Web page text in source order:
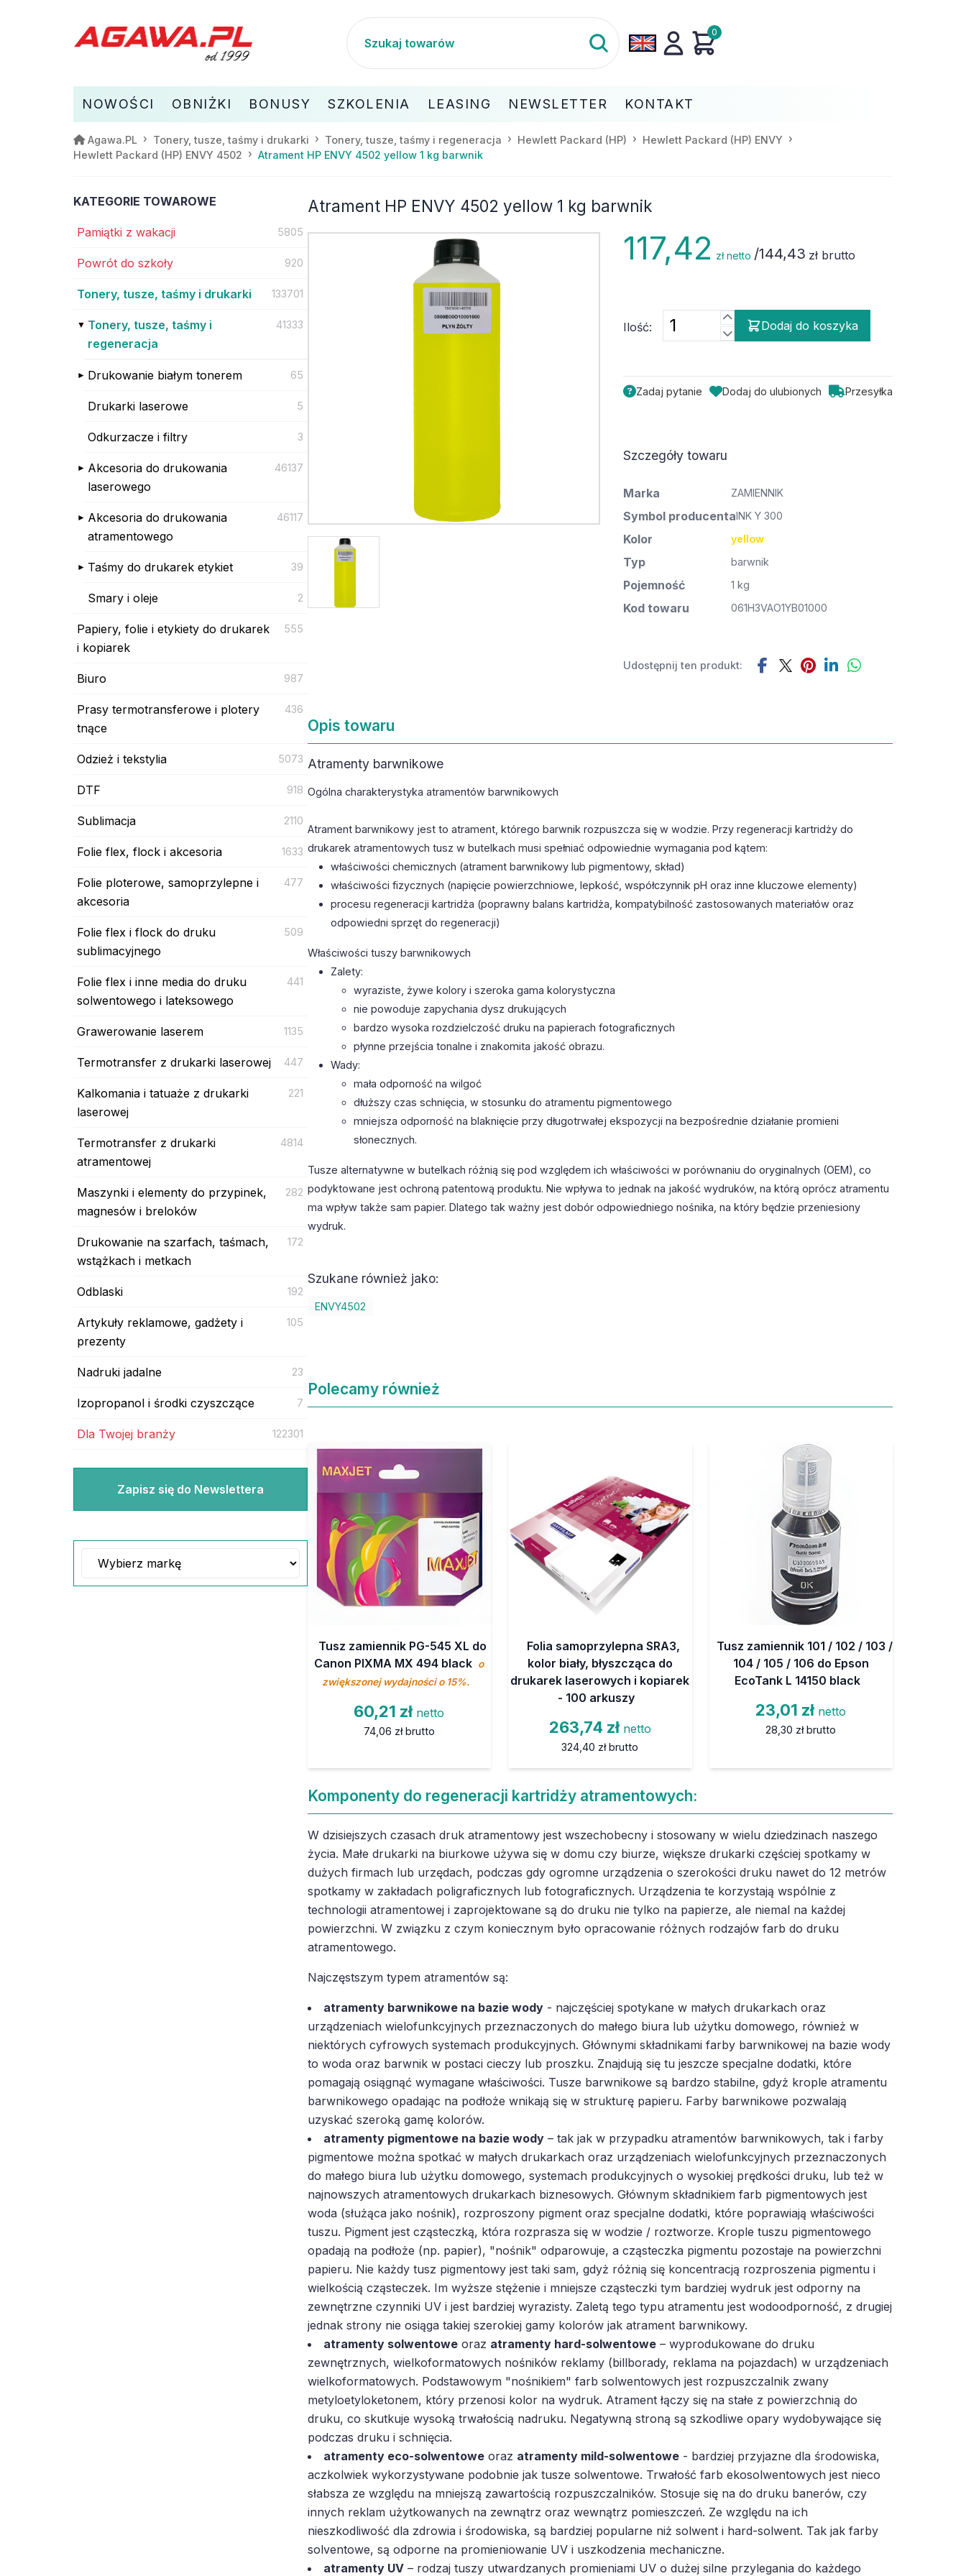
0
NOWOŚCI OBNIŻKI BONUSY SZKOLENIA LEASING NEWSLETTER KONTAKT
Agawa.PL Tonery, tusze, taśmy i drukarki Tonery, tusze, taśmy i regeneracja Hewlett Packard (HP)
Hewlett Packard (HP) ENVY
Hewlett Packard (HP) ENVY 4502
Atrament HP ENVY 4502 yellow 1 kg barwnik
KATEGORIE TOWAROWE
Pamiątki z wakacji 5805
Powrót do szkoły 920
Tonery, tusze, taśmy i drukarki 133701
Tonery, tusze, taśmy i
regeneracja
41333
Drukowanie białym tonerem 65
Drukarki laserowe 5
Odkurzacze i filtry 3
Akcesoria do drukowania
laserowego
46137
Akcesoria do drukowania
atramentowego
46117
Taśmy do drukarek etykiet 39
Smary i oleje 2
Papiery, folie i etykiety do drukarek
i kopiarek
555
Biuro 987
Prasy termotransferowe i plotery
tnące
436
Odzież i tekstylia 5073
DTF 918
Sublimacja 2110
Folie flex, flock i akcesoria 1633
Folie ploterowe, samoprzylepne i
akcesoria
477
Folie flex i flock do druku
sublimacyjnego
509
Folie flex i inne media do druku
solwentowego i lateksowego
441
Grawerowanie laserem 1135
Termotransfer z drukarki laserowej 447
Kalkomania i tatuaże z drukarki
laserowej
221
Termotransfer z drukarki
atramentowej
4814
Maszynki i elementy do przypinek,
magnesów i breloków
282
Drukowanie na szarfach, taśmach,
wstążkach i metkach
172
Odblaski 192
Artykuły reklamowe, gadżety i
prezenty
105
Nadruki jadalne 23
Izopropanol i środki czyszczące 7
Dla Twojej branży 122301
Zapisz się do Newslettera
Atrament HP ENVY 4502 yellow 1 kg barwnik
117,42 zł netto /144,43 zł brutto
Ilość: Dodaj do koszyka
Zadaj pytanie Dodaj do ulubionych Przesyłka
Szczegóły towaru
Marka ZAMIENNIK
Symbol producentaINK Y 300
Kolor yellow
Typ barwnik
Pojemność 1 kg
Kod towaru 061H3VAO1YB01000
Udostępnij ten produkt:
Opis towaru
Atramenty barwnikowe
Ogólna charakterystyka atramentów barwnikowych
Atrament barwnikowy jest to atrament, którego barwnik rozpuszcza się w wodzie. Przy regeneracji kartridży do
drukarek atramentowych tusz w butelkach musi spełniać odpowiednie wymagania pod kątem:
właściwości chemicznych (atrament barwnikowy lub pigmentowy, skład)
właściwości fizycznych (napięcie powierzchniowe, lepkość, współczynnik pH oraz inne kluczowe elementy)
procesu regeneracji kartridża (poprawny balans kartridża, kompatybilność zastosowanych materiałów oraz
odpowiedni sprzęt do regeneracji)
Właściwości tuszy barwnikowych
Zalety:
wyraziste, żywe kolory i szeroka gama kolorystyczna
nie powoduje zapychania dysz drukujących
bardzo wysoka rozdzielczość druku na papierach fotograficznych
płynne przejścia tonalne i znakomita jakość obrazu.
Wady:
mała odporność na wilgoć
dłuższy czas schnięcia, w stosunku do atramentu pigmentowego
mniejsza odporność na blaknięcie przy długotrwałej ekspozycji na bezpośrednie działanie promieni
słonecznych.
Tusze alternatywne w butelkach różnią się pod względem ich właściwości w porównaniu do oryginalnych (OEM), co
podyktowane jest ochroną patentową produktu. Nie wpływa to jednak na jakość wydruków, na którą oprócz atramentu
ma wpływ także sam papier. Dlatego tak ważny jest dobór odpowiedniego nośnika, na który będzie przeniesiony
wydruk.
Szukane również jako:
ENVY4502
Polecamy również
Tusz zamiennik PG-545 XL do
Canon PIXMA MX 494 black o
zwiększonej wydajności o 15%.
60,21 zł netto
74,06 zł brutto
Folia samoprzylepna SRA3,
kolor biały, błyszcząca do
drukarek laserowych i kopiarek
- 100 arkuszy
263,74 zł netto
324,40 zł brutto
Tusz zamiennik 101 / 102 / 103 /
104 / 105 / 106 do Epson
EcoTank L 14150 black
23,01 zł netto
28,30 zł brutto
Komponenty do regeneracji kartridży atramentowych:
W dzisiejszych czasach druk atramentowy jest wszechobecny i stosowany w wielu dziedzinach naszego
życia. Małe drukarki na biurkowe używa się w domu czy biurze, większe drukarki częściej spotkamy w
dużych firmach lub urzędach, podczas gdy ogromne urządzenia o szerokości druku nawet do 12 metrów
spotkamy w zakładach poligraficznych lub fotograficznych. Urządzenia te korzystają wspólnie z
technologii atramentowej i zaprojektowane są do druku nie tylko na papierze, ale niemal na każdej
powierzchni. W związku z czym koniecznym było opracowanie różnych rodzajów farb do druku
atramentowego.
Najczęstszym typem atramentów są:
atramenty barwnikowe na bazie wody- najczęściej spotykane w małych drukarkach oraz
urządzeniach wielofunkcyjnych przeznaczonych do małego biura lub użytku domowego, również w
niektórych cyfrowych systemach produkcyjnych. Głównymi składnikami farby barwnikowej na bazie wody
to woda oraz barwnik w postaci cieczy lub proszku. Znajdują się tu jeszcze specjalne dodatki, które
pomagają osiągnąć wymagane właściwości. Tusze barwnikowe są bardzo stabilne, gdyż krople atramentu
barwnikowego opadając na podłoże wnikają się w strukturę papieru. Farby barwnikowe pozwalają
uzyskać szeroką gamę kolorów.
atramenty pigmentowe na bazie wody– tak jak w przypadku atramentów barwnikowych, tak i farby
pigmentowe można spotkać w małych drukarkach oraz urządzeniach wielofunkcyjnych przeznaczonych
do małego biura lub użytku domowego, systemach produkcyjnych o wysokiej prędkości druku, lub też w
najnowszych atramentowych drukarkach biznesowych. Głównym składnikiem farb pigmentowych jest
woda (służąca jako nośnik), rozproszony pigment oraz specjalne dodatki, które poprawiają właściwości
tuszu. Pigment jest cząsteczką, która rozprasza się w wodzie / roztworze. Krople tuszu pigmentowego
opadają na podłoże (np. papier), "nośnik" odparowuje, a cząsteczka pigmentu pozostaje na powierzchni
papieru. Nie każdy tusz pigmentowy jest taki sam, gdyż różnią się koncentracją rozproszenia pigmentu i
wielkością cząsteczek. Im wyższe stężenie i mniejsze cząsteczki tym bardziej wydruk jest odporny na
zewnętrzne czynniki UV i jest bardziej wyrazisty. Zaletą tego typu atramentu jest wodoodporność, z drugiej
jednak strony nie osiąga takiej szerokiej gamy kolorów jak atrament barwnikowy.
atramenty solwentoweoraz atramenty hard-solwentowe– wyprodukowane do druku
zewnętrznych, wielkoformatowych nośników reklamy (billborady, reklama na pojazdach) w urządzeniach
wielkoformatowych. Podstawowym "nośnikiem" farb solwentowych jest rozpuszczalnik zwany
metyloetyloketonem, który przenosi kolor na wydruk. Atrament łączy się na stałe z powierzchnią do
druku, co skutkuje wysoką trwałością nadruku. Negatywną stroną są szkodliwe opary wydobywające się
podczas druku i schnięcia.
atramenty eco-solwentoweoraz atramenty mild-solwentowe- bardziej przyjazne dla środowiska,
aczkolwiek wykorzystywane podobnie jak tusze solwentowe. Trwałość farb ekosolwentowych jest nieco
słabsza ze względu na mniejszą zawartością rozpuszczalników. Stosuje się na do druku banerów, czy
innych reklam użytkowanych na zewnątrz oraz wewnątrz pomieszczeń. Ze względu na ich
nieszkodliwość dla zdrowia i środowiska, są bardziej popularne niż solwent i hard-solwent. Tak jak farby
solventowe, są odporne na promieniowanie UV i uszkodzenia mechaniczne.
atramenty UV– rodzaj tuszy utwardzanych promieniami UV o dużej silne przylegania do każdego